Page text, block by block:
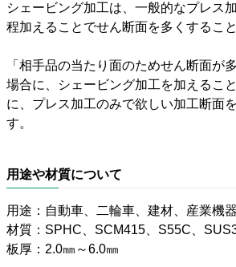
シェービング加工は、一般的なプレス
程加えることでせん断面を多くするこ
「相手品の当たり面のためせん断面が
場合に、シェービング加工を加えるこ
に、プレス加工のみで欲しい加工断面
す。
用途や材質について
用途：自動車、二輪車、建材、産業機
材質：SPHC、SCM415、S55C、
板厚：2.0㎜～6.0㎜